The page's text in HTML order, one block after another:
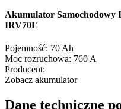
Akumulator Samochodowy
IRV70E
Pojemność: 70 Ah
Moc rozruchowa: 760 A
Producent:
Zobacz akumulator
Dane techniczne